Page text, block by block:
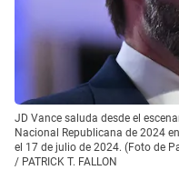
JD Vance saluda desde el
Nacional Republicana de 2024
el 17 de julio de 2024. (Foto de
/ PATRICK T. FALLON